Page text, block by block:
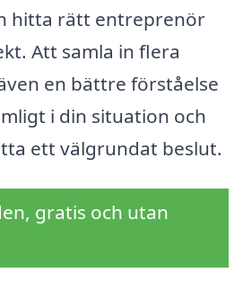
hitta rätt entreprenör
Att samla in flera
en bättre förståelse
i din situation och
ett välgrundat beslut.
gratis och utan